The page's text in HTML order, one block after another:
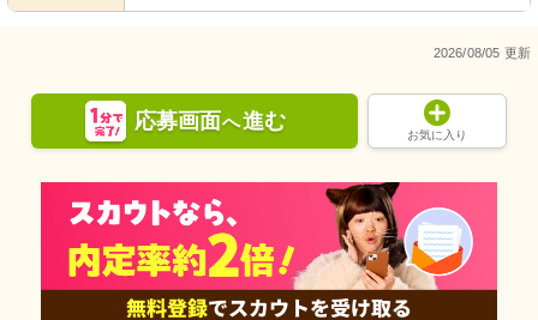
2026/08/05 更新
応募画面へ進む
お気に入り